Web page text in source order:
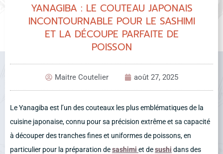
YANAGIBA : LE COUTEAU JAPONAIS
INCONTOURNABLE POUR LE SASHIMI
ET LA DÉCOUPE PARFAITE DE
POISSON
Maitre Coutelier août 27, 2025
Le Yanagiba est l’un des couteaux les plus emblématiques de la
cuisine japonaise, connu pour sa précision extrême et sa capacité
à découper des tranches fines et uniformes de poissons, en
particulier pour la préparation desashimi et desushi dans des